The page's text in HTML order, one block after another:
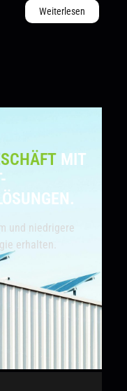
Weiterlesen
MIT
und niedrigere
erhalten.